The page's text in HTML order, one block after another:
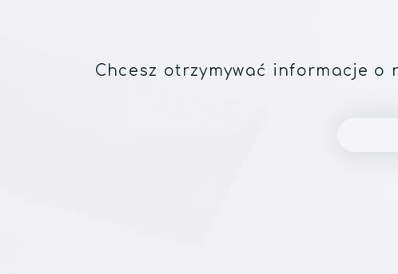
Chcesz otrzymywać informacje